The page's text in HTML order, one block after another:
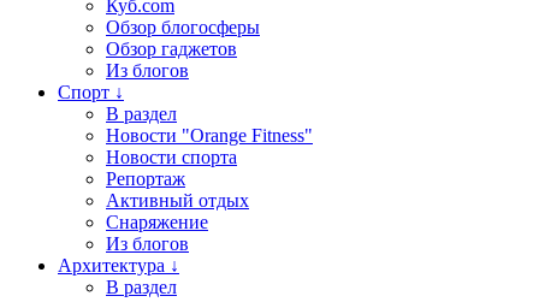
Куб.com
Обзор блогосферы
Обзор гаджетов
Из блогов
Спорт ↓
В раздел
Новости "Orange Fitness"
Новости спорта
Репортаж
Активный отдых
Снаряжение
Из блогов
Архитектура ↓
В раздел